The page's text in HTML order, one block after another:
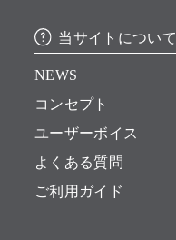
当サイトについて
NEWS
コンセプト
ユーザーボイス
よくある質問
ご利用ガイド